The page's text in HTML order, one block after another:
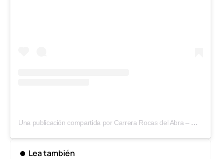
Una publicación compartida por Carrera Rocas del Abra – Corriendo la ruta ancestral (@carrerarocasdelabra)
Lea también